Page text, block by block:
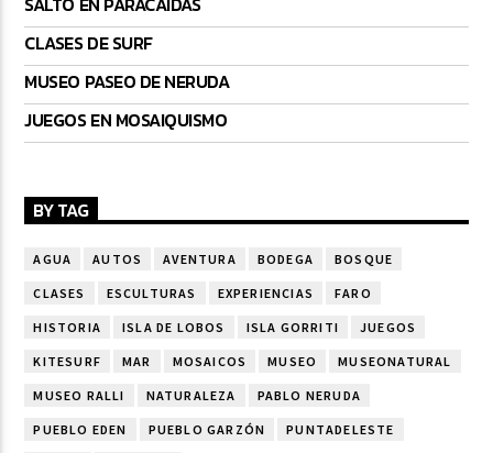
CLASES DE SURF
MUSEO PASEO DE NERUDA
JUEGOS EN MOSAIQUISMO
BY TAG
AGUA AUTOS AVENTURA BODEGA BOSQUE
CLASES ESCULTURAS EXPERIENCIAS FARO
HISTORIA ISLA DE LOBOS ISLA GORRITI JUEGOS
KITESURF MAR MOSAICOS MUSEO MUSEONATURAL
MUSEO RALLI NATURALEZA PABLO NERUDA
PUEBLO EDEN PUEBLO GARZÓN PUNTADELESTE